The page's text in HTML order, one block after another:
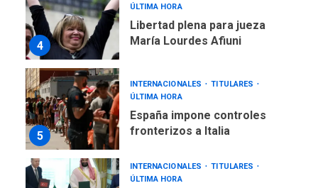
5
ÚLTIMA HORA
España impone controles
fronterizos a Italia
6
ÚLTIMA HORA
Arabia Saudita, Turquía y
Pakistán firman pacto de
defensa
LATINOAMÉRICA Y CARIBE
TITULARES
ÚLTIMA HORA